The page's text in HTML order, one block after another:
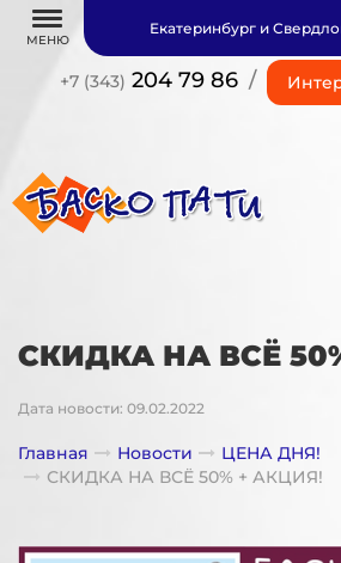
МЕНЮ
+7 (343) 204 79 86 /
Екатеринбург и
СКИДКА НА ВСЁ
Дата новости: 09.02.2022
Главная Новости
ЦЕНА ДНЯ!
СКИДКА НА ВСЁ 50% + АКЦИЯ!